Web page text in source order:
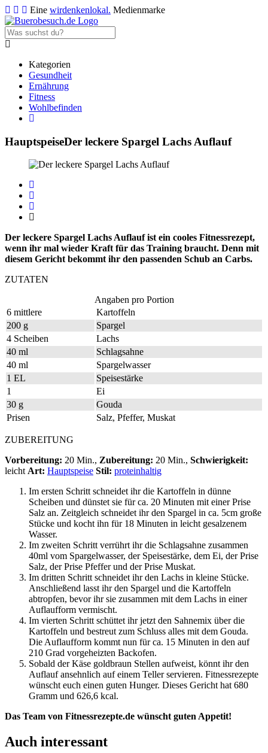
Eine wirdenkenlokal. Medienmarke
Kategorien
Gesundheit
Ernährung
Fitness
Wohlbefinden
HauptspeiseDer leckere Spargel Lachs Auflauf
Der leckere Spargel Lachs Auflauf ist ein cooles Fitnessrezept,
wenn ihr mal wieder Kraft für das Training braucht. Denn mit
diesem Gericht bekommt ihr den passenden Schub an Carbs.
ZUTATEN
Angaben pro Portion
6 mittlere
Kartoffeln
200 g
Spargel
4 Scheiben
Lachs
40 ml
Schlagsahne
40 ml
Spargelwasser
1 EL
Speisestärke
1
Ei
30 g
Gouda
Prisen
Salz, Pfeffer, Muskat
ZUBEREITUNG
Vorbereitung: 20 Min., Zubereitung: 20 Min., Schwierigkeit:
leichtArt: Hauptspeise Stil: proteinhaltig
Im ersten Schritt schneidet ihr die Kartoffeln in dünne
Scheiben und dünstet sie für ca. 20 Minuten mit einer Prise
Salz an. Zeitgleich schneidet ihr den Spargel in ca. 5cm große
Stücke und kocht ihn für 18 Minuten in leicht gesalzenem
Wasser.
Im zweiten Schritt verrührt ihr die Schlagsahne zusammen
40ml vom Spargelwasser, der Speisestärke, dem Ei, der Prise
Salz, der Prise Pfeffer und der Prise Muskat.
Im dritten Schritt schneidet ihr den Lachs in kleine Stücke.
Anschließend lasst ihr den Spargel und die Kartoffeln
abtropfen, bevor ihr sie zusammen mit dem Lachs in einer
Auflaufform vermischt.
Im vierten Schritt schüttet ihr jetzt den Sahnemix über die
Kartoffeln und bestreut zum Schluss alles mit dem Gouda.
Die Auflaufform kommt nun für ca. 15 Minuten in den auf
210 Grad vorgeheizten Backofen.
Sobald der Käse goldbraun Stellen aufweist, könnt ihr den
Auflauf ansehnlich auf einem Teller servieren. Fitnessrezepte
wünscht euch einen guten Hunger. Dieses Gericht hat 680
Gramm und 626,6 kcal.
Das Team von Fitnessrezepte.de wünscht guten Appetit!
Auch interessant